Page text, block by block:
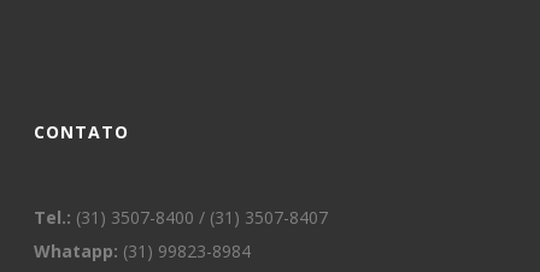
CONTATO
Tel.: (31) 3507-8400 / (31) 3507-8407
Whatapp: (31) 99823-8984